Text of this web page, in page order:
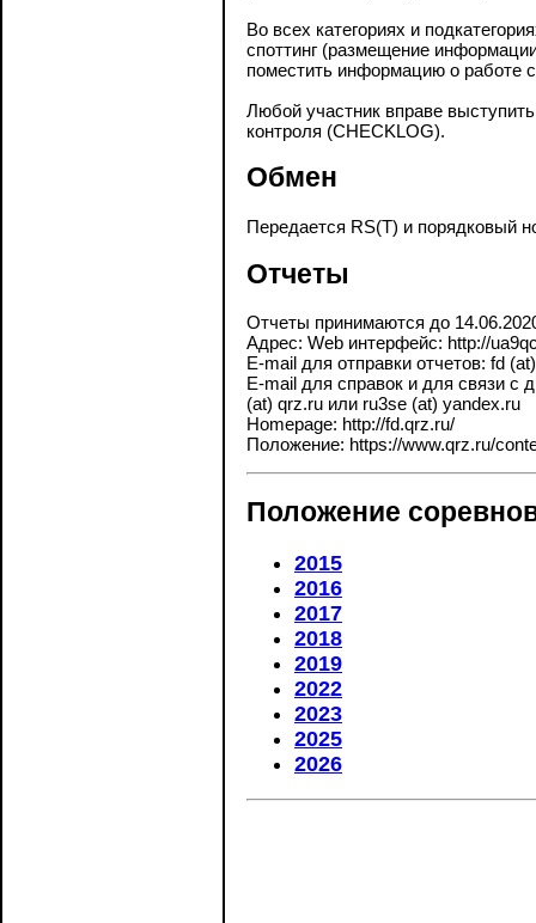
Во всех категориях и
споттинг (размещение
поместить информацию о работе
Любой участник вправе
контроля (CHECKLOG).
Обмен
Передается RS(T) и порядковый
Отчеты
Отчеты принимаются до
Адрес: Web интерфейс: http://
E-mail для отправки отчетов: fd
E-mail для справок и для связи с
(at) qrz.ru или ru3se (at) yandex.ru
Homepage: http://fd.qrz.ru/
Положение: https://www.qrz.ru/
Положение
2015
2016
2017
2018
2019
2022
2023
2025
2026